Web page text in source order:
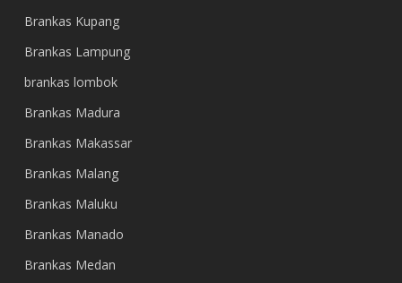
Brankas Kupang
Brankas Lampung
brankas lombok
Brankas Madura
Brankas Makassar
Brankas Malang
Brankas Maluku
Brankas Manado
Brankas Medan